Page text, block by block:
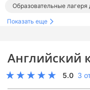
Английский
5.0 3
Образовательные лагеря
Тематические лагеря для
Лагеря в Волгоградской
Показать еще